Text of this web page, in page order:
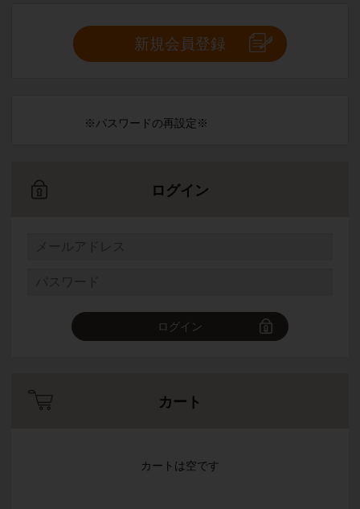
新規会員登録
※パスワードの再設定※
ログイン
ログイン
カート
カートは空です